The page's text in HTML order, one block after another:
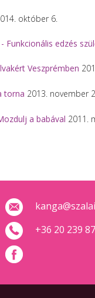
október 6.
Funkcionális edzés
Veszprémben
torna 2013. november
a babával 2011.
+36 20 239